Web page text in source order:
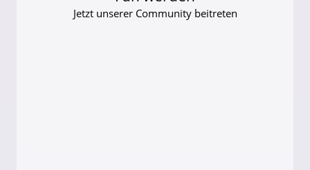
Jetzt unserer Community beitreten